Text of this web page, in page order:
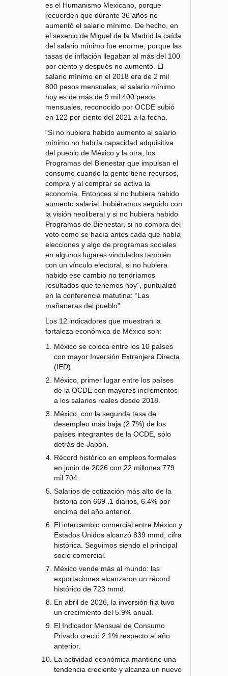
es el Humanismo Mexicano, porque
recuerden que durante 36 años no
aumentó el salario mínimo. De hecho, en
el sexenio de Miguel de la Madrid la caída
del salario mínimo fue enorme, porque las
tasas de inflación llegaban al más del 100
por ciento y después no aumentó. El
salario mínimo en el 2018 era de 2 mil
800 pesos mensuales, el salario mínimo
hoy es de más de 9 mil 400 pesos
mensuales, reconocido por OCDE subió
en 122 por ciento del 2021 a la fecha.
“Si no hubiera habido aumento al salario
mínimo no habría capacidad adquisitiva
del pueblo de México y la otra, los
Programas del Bienestar que impulsan el
consumo cuando la gente tiene recursos,
compra y al comprar se activa la
economía. Entonces si no hubiera habido
aumento salarial, hubiéramos seguido con
la visión neoliberal y si no hubiera habido
Programas de Bienestar, si no compra del
voto como se hacía antes cada que había
elecciones y algo de programas sociales
en algunos lugares vinculados también
con un vínculo electoral, si no hubiera
habido ese cambio no tendríamos
resultados que tenemos hoy”, puntualizó
en la conferencia matutina: “Las
mañaneras del pueblo”.
Los 12 indicadores que muestran la
fortaleza económica de México son:
México se coloca entre los 10 países
con mayor Inversión Extranjera Directa
(IED).
México, primer lugar entre los países
de la OCDE con mayores incrementos
a los salarios reales desde 2018.
México, con la segunda tasa de
desempleo más baja (2.7%) de los
países integrantes de la OCDE, sólo
detrás de Japón.
Récord histórico en empleos formales
en junio de 2026 con 22 millones 779
mil 704.
Salarios de cotización más alto de la
historia con 669 .1 diarios, 6.4% por
encima del año anterior.
El intercambio comercial entre México y
Estados Unidos alcanzó 839 mmd, cifra
histórica. Seguimos siendo el principal
socio comercial.
México vende más al mundo: las
exportaciones alcanzaron un récord
histórico de 723 mmd.
En abril de 2026, la inversión fija tuvo
un crecimiento del 5.9% anual.
El Indicador Mensual de Consumo
Privado creció 2.1% respecto al año
anterior.
La actividad económica mantiene una
tendencia creciente y alcanza un nuevo